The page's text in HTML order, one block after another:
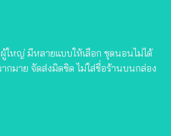
ใหญ่ มีหลายแบบให้เลือก ชุดนอนไม่ได้
กมาย จัดส่งมิดชิด ไม่ใส่ชื่อร้านบนกล่อง